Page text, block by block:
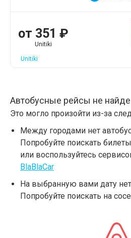
от 351 ₽
Unitiki
Unitiki
Автобусные рейсы не
Это могло произойти из-за
Между городами нет
Попробуйте поискать
или воспользуйтесь
BlaBlaCar
На выбранную вами дату
Попробуйте поискать на